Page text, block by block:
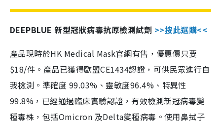
DEEPBLUE 新型冠狀病毒抗原檢測試劑 >>按此選購<<
產品現時於HK Medical Mask官網有售，優惠價只要
$18/件。產品已獲得歐盟CE1434認證，可供民眾進行自
我檢測。準確度 99.03%、靈敏度96.4%、特異性
99.8%，已經通過臨床實驗認證，有效檢測新冠病毒變
種毒株，包括Omicron 及Delta變種病毒。使用鼻拭子